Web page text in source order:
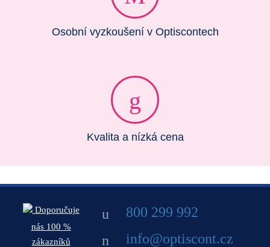
Osobní vyzkoušení v Optiscontech
Kvalita a nízká cena
Doporučuje
nás 100 %
zákazníků
800 299 992
info@optiscont.cz